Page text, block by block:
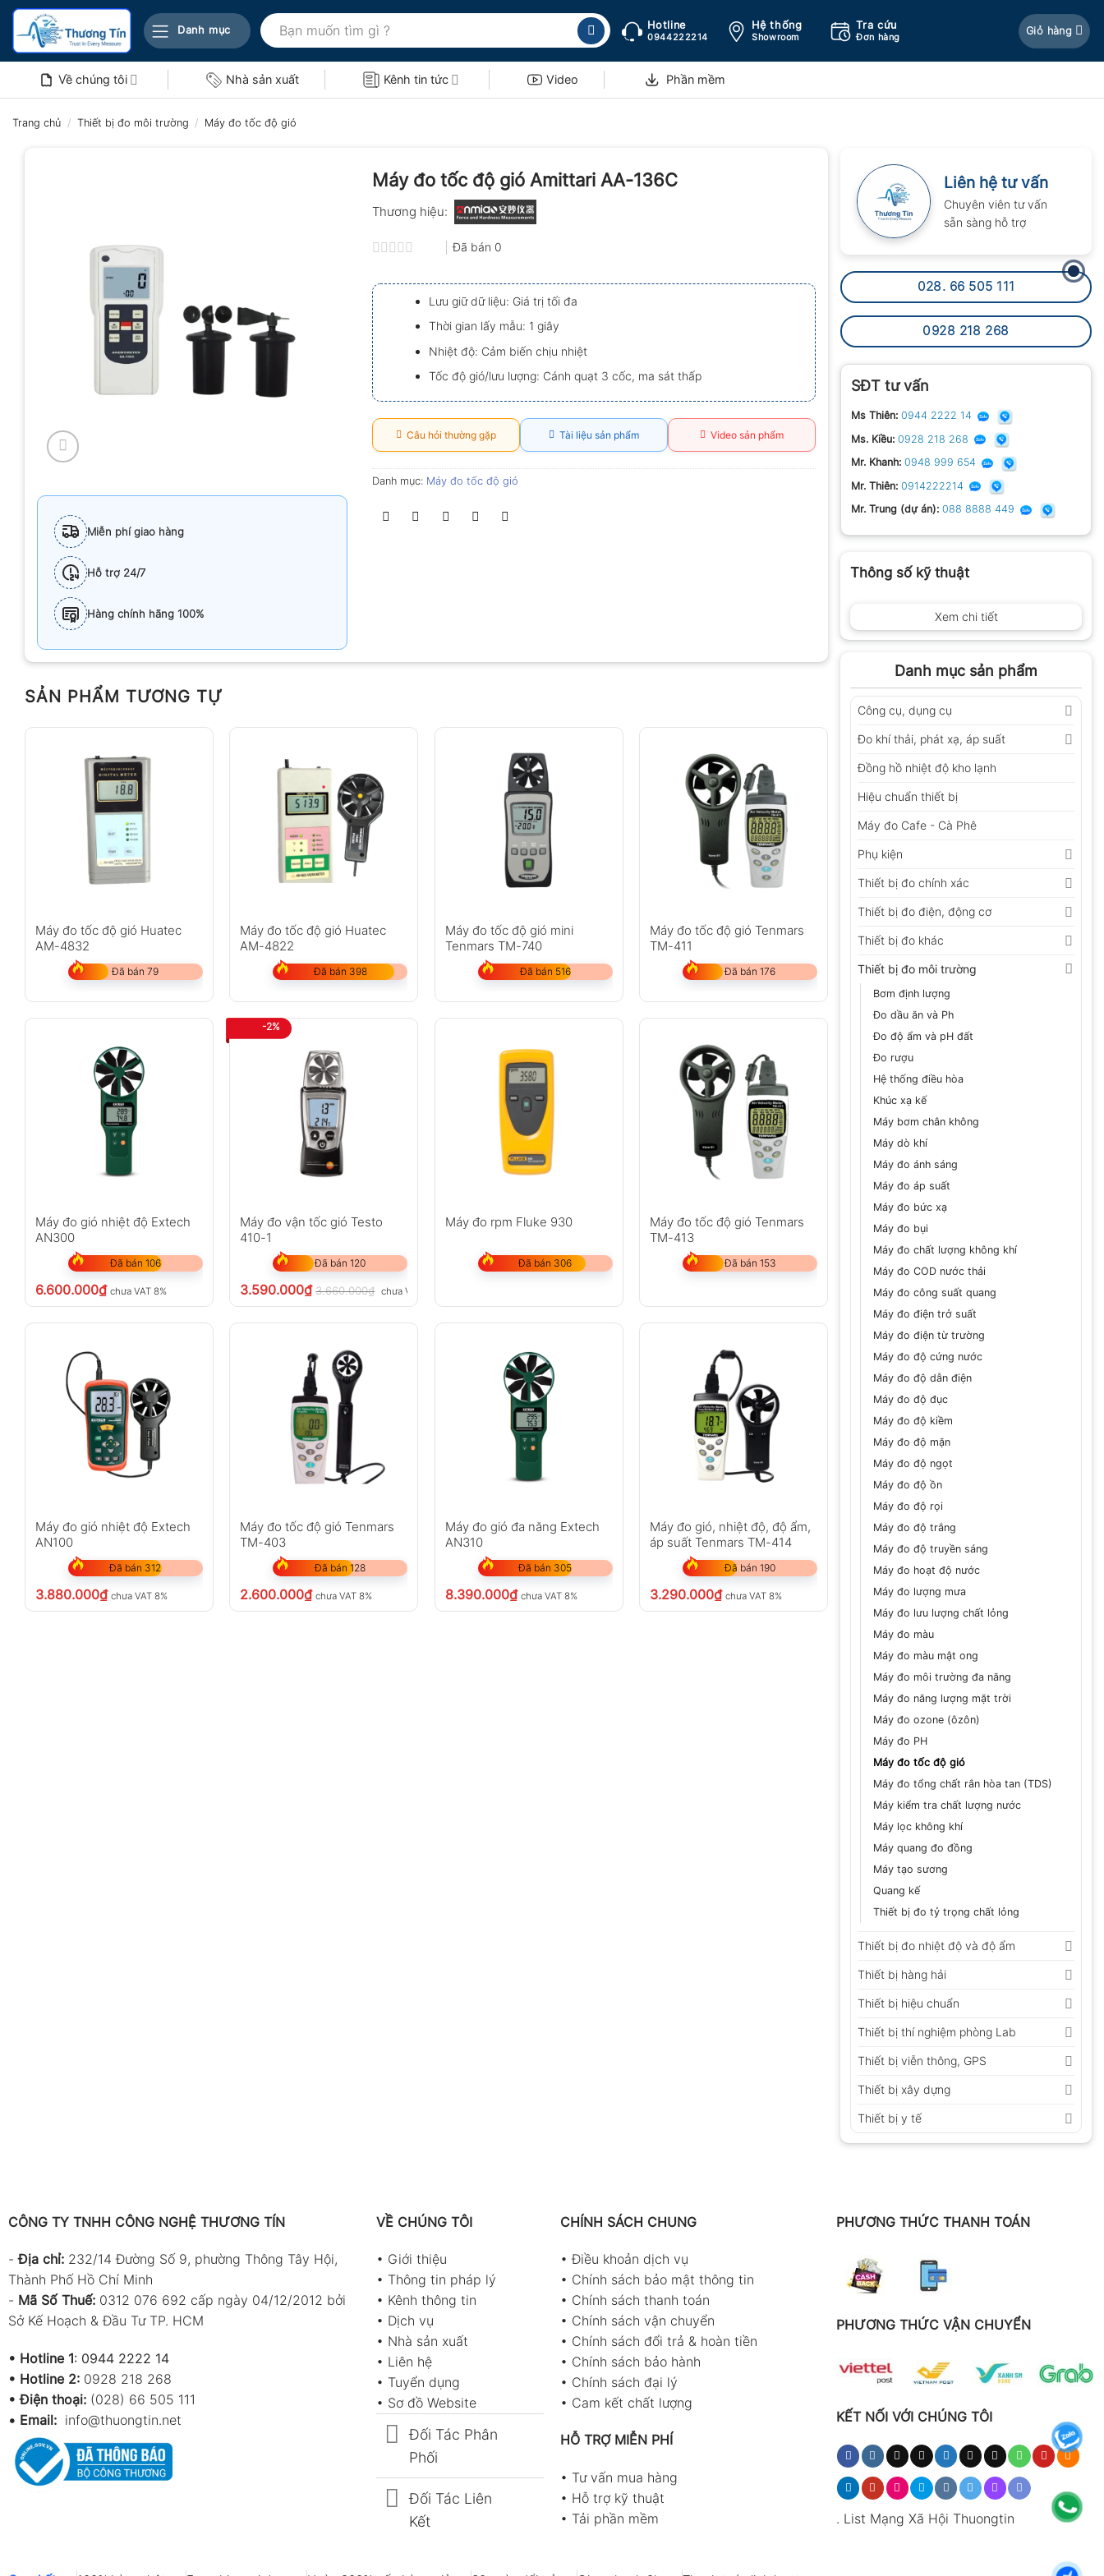
Bỏ
nội
Danh mục
Tìm
kiếm:
Hotline
0944222214
Hệ thống
Showroom
Tra cứu
Đơn hàng
Giỏ hàng
Về chúng tôi Nhà sản xuất Kênh tin tức Video Phần mềm
Trang chủ / Thiết bị đo môi trường / Máy đo tốc độ gió
Liên hệ tư vấn
Chuyên viên tư vấn
sẵn sàng hỗ trợ
028. 66 505 111
0928 218 268
SĐT tư vấn
Ms Thiên: 0944 2222 14
Ms. Kiều: 0928 218 268
Mr. Khanh: 0948 999 654
Mr. Thiên: 0914222214
Mr. Trung (dự án): 088 8888 449
Thông số kỹ thuật
Xem chi tiết
Danh mục sản phẩm
Công cụ, dụng cụ
Đo khí thải, phát xạ, áp suất
Đồng hồ nhiệt độ kho lạnh
Hiệu chuẩn thiết bị
Máy đo Cafe - Cà Phê
Phụ kiện
Thiết bị đo chính xác
Thiết bị đo điện, động cơ
Thiết bị đo khác
Thiết bị đo môi trường
Bơm định lượng
Đo dầu ăn và Ph
Đo độ ẩm và pH đất
Đo rượu
Hệ thống điều hòa
Khúc xạ kế
Máy bơm chân không
Máy dò khí
Máy đo ánh sáng
Máy đo áp suất
Máy đo bức xạ
Máy đo bụi
Máy đo chất lượng không khí
Máy đo COD nước thải
Máy đo công suất quang
Máy đo điện trở suất
Máy đo điện từ trường
Máy đo độ cứng nước
Máy đo độ dẫn điện
Máy đo độ đục
Máy đo độ kiềm
Máy đo độ mặn
Máy đo độ ngọt
Máy đo độ ồn
Máy đo độ rọi
Máy đo độ trắng
Máy đo độ truyền sáng
Máy đo hoạt độ nước
Máy đo lượng mưa
Máy đo lưu lượng chất lỏng
Máy đo màu
Máy đo màu mật ong
Máy đo môi trường đa năng
Máy đo năng lượng mặt trời
Máy đo ozone (ôzôn)
Máy đo PH
Máy đo tốc độ gió
Máy đo tổng chất rắn hòa tan (TDS)
Máy kiểm tra chất lượng nước
Máy lọc không khí
Máy quang đo đồng
Máy tạo sương
Quang kế
Thiết bị đo tỷ trọng chất lỏng
Thiết bị đo nhiệt độ và độ ẩm
Thiết bị hàng hải
Thiết bị hiệu chuẩn
Thiết bị thí nghiệm phòng Lab
Thiết bị viễn thông, GPS
Thiết bị xây dựng
Thiết bị y tế
Miễn phí giao hàng
Hỗ trợ 24/7
Hàng chính hãng 100%
Máy đo tốc độ gió Amittari AA-136C
Thương hiệu:
xếp
hạng
0.0
5
sao
Đã bán 0
Lưu giữ dữ liệu: Giá trị tối đa
Thời gian lấy mẫu: 1 giây
Nhiệt độ: Cảm biến chịu nhiệt
Tốc độ gió/lưu lượng: Cánh quạt 3 cốc, ma sát thấp
Câu hỏi thường gặp Tài liệu sản phẩm Video sản phẩm
Danh mục: Máy đo tốc độ gió
SẢN PHẨM TƯƠNG TỰ
Máy đo tốc độ gió Huatec
AM-4832
Đã bán 79
Máy đo tốc độ gió Huatec
AM-4822
Đã bán 398
Máy đo tốc độ gió mini
Tenmars TM-740
Đã bán 516
Máy đo tốc độ gió Tenmars
TM-411
Đã bán 176
Máy đo gió nhiệt độ Extech
AN300
Đã bán 106
6.600.000₫ chưa VAT 8%
-2%
Máy đo vận tốc gió Testo
410-1
Đã bán 120
3.590.000₫ 3.660.000₫ chưa VAT 8%
Máy đo rpm Fluke 930
Đã bán 306
Máy đo tốc độ gió Tenmars
TM-413
Đã bán 153
Máy đo gió nhiệt độ Extech
AN100
Đã bán 312
3.880.000₫ chưa VAT 8%
Máy đo tốc độ gió Tenmars
TM-403
Đã bán 128
2.600.000₫ chưa VAT 8%
Máy đo gió đa năng Extech
AN310
Đã bán 305
8.390.000₫ chưa VAT 8%
Máy đo gió, nhiệt độ, độ ẩm,
áp suất Tenmars TM-414
Đã bán 190
3.290.000₫ chưa VAT 8%
CÔNG TY TNHH CÔNG NGHỆ THƯƠNG TÍN
-Địa chỉ: 232/14 Đường Số 9, phường Thông Tây Hội,
Thành Phố Hồ Chí Minh
- Mã Số Thuế: 0312 076 692 cấp ngày 04/12/2012 bởi
Sở Kế Hoạch & Đầu Tư TP. HCM
• Hotline 1: 0944 2222 14
• Hotline 2: 0928 218 268
• Điện thoại: (028) 66 505 111
• Email: info@thuongtin.net
VỀ CHÚNG TÔI
• Giới thiệu
• Thông tin pháp lý
• Kênh thông tin
• Dịch vụ
• Nhà sản xuất
• Liên hệ
• Tuyển dụng
• Sơ đồ Website
Đối Tác Phân
Phối
Đối Tác Liên
Kết
CHÍNH SÁCH CHUNG
•Điều khoản dịch vụ
• Chính sách bảo mật thông tin
• Chính sách thanh toán
• Chính sách vận chuyển
• Chính sách đổi trả & hoàn tiền
• Chính sách bảo hành
• Chính sách đại lý
• Cam kết chất lượng
HỖ TRỢ MIỄN PHÍ
• Tư vấn mua hàng
• Hỗ trợ kỹ thuật
• Tải phần mềm
PHƯƠNG THỨC THANH TOÁN
PHƯƠNG THỨC VẬN CHUYỂN
KẾT NỐI VỚI CHÚNG TÔI
. List Mạng Xã Hội Thuongtin